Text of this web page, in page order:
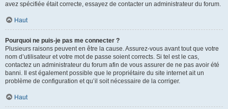
avez spécifiée était correcte, essayez de contacter un administrateur du forum.
Haut
Pourquoi ne puis-je pas me connecter ?
Plusieurs raisons peuvent en être la cause. Assurez-vous avant tout que votre
nom d’utilisateur et votre mot de passe soient corrects. Si tel est le cas,
contactez un administrateur du forum afin de vous assurer de ne pas avoir été
banni. Il est également possible que le propriétaire du site internet ait un
problème de configuration et qu’il soit nécessaire de la corriger.
Haut